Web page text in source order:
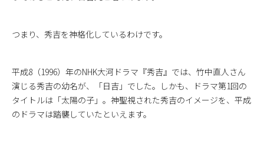
つまり、秀吉を神格化しているわけです。
平成8（1996）年のNHK大河ドラマ『秀吉』では、竹中直人さん
演じる秀吉の幼名が、「日吉」でした。しかも、ドラマ第1回の
タイトルは「太陽の子」。神聖視された秀吉のイメージを、平成
のドラマは踏襲していたといえます。